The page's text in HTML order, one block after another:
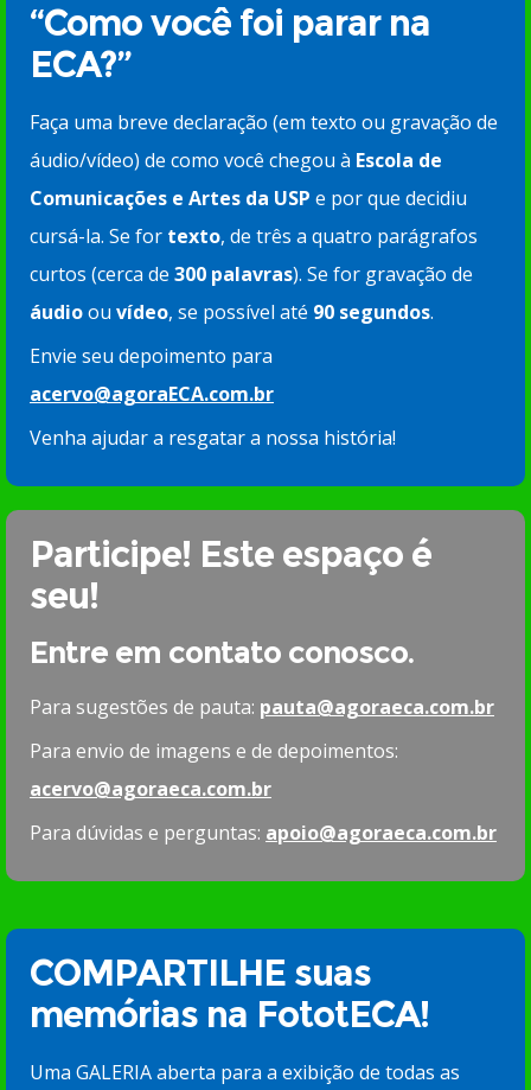
“Como você foi parar na
ECA?”
Faça uma breve declaração (em texto ou gravação de
áudio/vídeo) de como você chegou à Escola de
Comunicações e Artes da USP e por que decidiu
cursá-la. Se for texto, de três a quatro parágrafos
curtos (cerca de 300 palavras). Se for gravação de
áudioou vídeo, se possível até 90 segundos.
Envie seu depoimento para
acervo@agoraECA.com.br
Venha ajudar a resgatar a nossa história!
Participe! Este espaço é
seu!
Entre em contato conosco.
Para sugestões de pauta: pauta@agoraeca.com.br
Para envio de imagens e de depoimentos:
acervo@agoraeca.com.br
Para dúvidas e perguntas: apoio@agoraeca.com.br
COMPARTILHE suas
memórias na FototECA!
Uma GALERIA aberta para a exibição de todas as